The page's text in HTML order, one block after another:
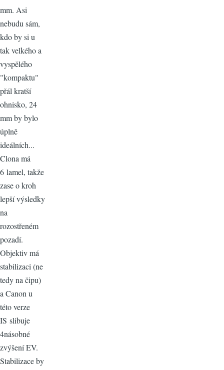
mm. Asi
nebudu sám,
kdo by si u
tak velkého a
vyspělého
"kompaktu"
přál kratší
ohnisko, 24
mm by bylo
úplně
ideálních...
Clona má
6 lamel, takže
zase o kroh
lepší výsledky
na
rozostřeném
pozadí.
Objektiv má
stabilizaci (ne
tedy na čipu)
a Canon u
této verze
IS slibuje
4násobné
zvýšení EV.
Stabilizace by